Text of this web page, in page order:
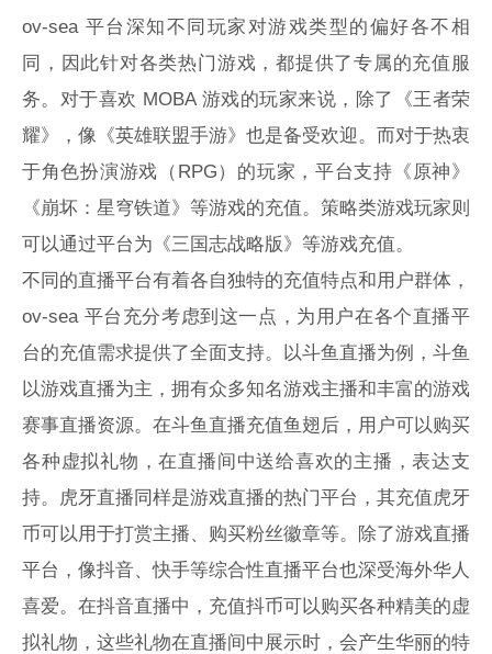
ov-sea 平台深知不同玩家对游戏类型的偏好各不相
同，因此针对各类热门游戏，都提供了专属的充值服
务。对于喜欢 MOBA 游戏的玩家来说，除了《王者荣
耀》，像《英雄联盟手游》也是备受欢迎。而对于热衷
于角色扮演游戏（RPG）的玩家，平台支持《原神》
《崩坏：星穹铁道》等游戏的充值。策略类游戏玩家则
可以通过平台为《三国志战略版》等游戏充值。
不同的直播平台有着各自独特的充值特点和用户群体，
ov-sea 平台充分考虑到这一点，为用户在各个直播平
台的充值需求提供了全面支持。以斗鱼直播为例，斗鱼
以游戏直播为主，拥有众多知名游戏主播和丰富的游戏
赛事直播资源。在斗鱼直播充值鱼翅后，用户可以购买
各种虚拟礼物，在直播间中送给喜欢的主播，表达支
持。虎牙直播同样是游戏直播的热门平台，其充值虎牙
币可以用于打赏主播、购买粉丝徽章等。除了游戏直播
平台，像抖音、快手等综合性直播平台也深受海外华人
喜爱。在抖音直播中，充值抖币可以购买各种精美的虚
拟礼物，这些礼物在直播间中展示时，会产生华丽的特